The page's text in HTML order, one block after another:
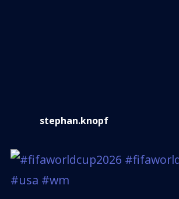
stephan.knopf